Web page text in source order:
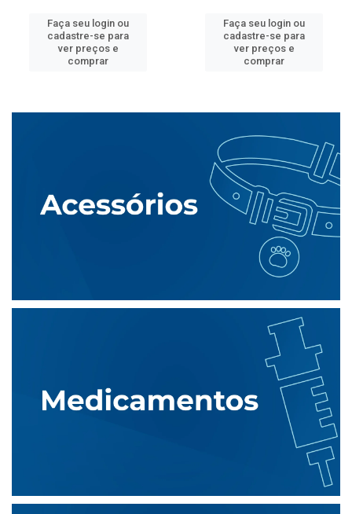
Faça seu login ou
cadastre-se para
ver preços e
comprar
Faça seu login ou
cadastre-se para
ver preços e
comprar